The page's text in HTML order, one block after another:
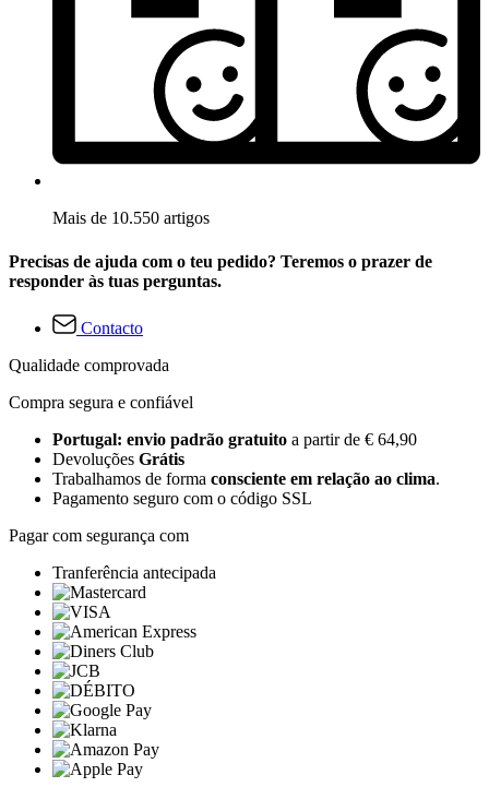
Mais de 10.550 artigos
Precisas de ajuda com o teu pedido? Teremos o prazer de
responder às tuas perguntas.
Contacto
Qualidade comprovada
Compra segura e confiável
Portugal: envio padrão gratuito a partir de € 64,90
Devoluções Grátis
Trabalhamos de forma consciente em relação ao clima.
Pagamento seguro com o código SSL
Pagar com segurança com
Tranferência antecipada